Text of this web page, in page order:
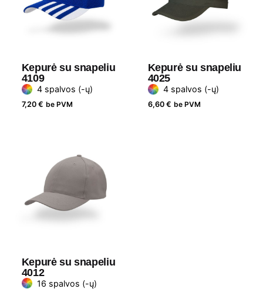
Medžiaga 100 % medvilnė
Headwear
Kepurė su snapeliu
4109
4 spalvos (-ų)
7,20 € be PVM
Kepurė su snapeliu
4025
4 spalvos (-ų)
6,60 € be PVM
Kepurė su snapeliu
4012
16 spalvos (-ų)